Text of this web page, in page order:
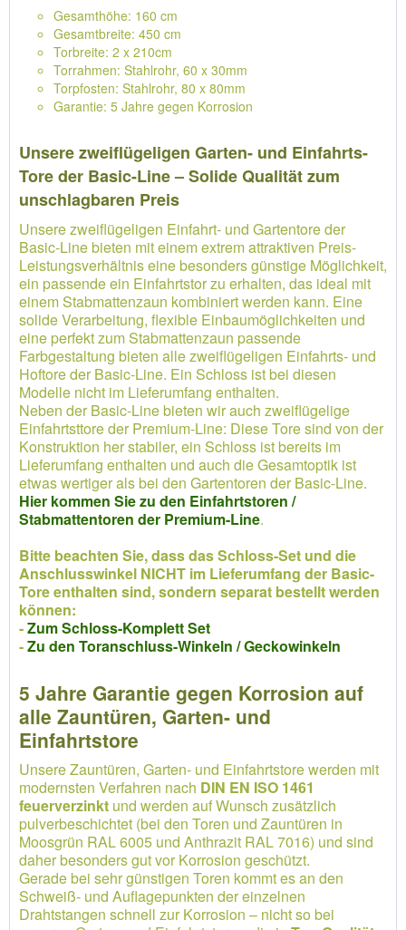
Gesamthöhe: 160 cm
Gesamtbreite: 450 cm
Torbreite: 2 x 210cm
Torrahmen: Stahlrohr, 60 x 30mm
Torpfosten: Stahlrohr, 80 x 80mm
Garantie: 5 Jahre gegen Korrosion
Unsere zweiflügeligen Garten- und Einfahrts-
Tore der Basic-Line – Solide Qualität zum
unschlagbaren Preis
Unsere zweiflügeligen Einfahrt- und Gartentore der
Basic-Line bieten mit einem extrem attraktiven Preis-
Leistungsverhältnis eine besonders günstige Möglichkeit,
ein passende ein Einfahrtstor zu erhalten, das ideal mit
einem Stabmattenzaun kombiniert werden kann. Eine
solide Verarbeitung, flexible Einbaumöglichkeiten und
eine perfekt zum Stabmattenzaun passende
Farbgestaltung bieten alle zweiflügeligen Einfahrts- und
Hoftore der Basic-Line. Ein Schloss ist bei diesen
Modelle nicht im Lieferumfang enthalten.
Neben der Basic-Line bieten wir auch zweiflügelige
Einfahrtsttore der Premium-Line: Diese Tore sind von der
Konstruktion her stabiler, ein Schloss ist bereits im
Lieferumfang enthalten und auch die Gesamtoptik ist
etwas wertiger als bei den Gartentoren der Basic-Line.
Hier kommen Sie zu den Einfahrtstoren /
Stabmattentoren der Premium-Line.
Bitte beachten Sie, dass das Schloss-Set und die
Anschlusswinkel NICHT im Lieferumfang der Basic-
Tore enthalten sind, sondern separat bestellt werden
können:
-Zum Schloss-Komplett Set
-Zu den Toranschluss-Winkeln / Geckowinkeln
5 Jahre Garantie gegen Korrosion auf
alle Zauntüren, Garten- und
Einfahrtstore
Unsere Zauntüren, Garten- und Einfahrtstore werden mit
modernsten Verfahren nach DIN EN ISO 1461
feuerverzinkt und werden auf Wunsch zusätzlich
pulverbeschichtet (bei den Toren und Zauntüren in
Moosgrün RAL 6005 und Anthrazit RAL 7016) und sind
daher besonders gut vor Korrosion geschützt.
Gerade bei sehr günstigen Toren kommt es an den
Schweiß- und Auflagepunkten der einzelnen
Drahtstangen schnell zur Korrosion – nicht so bei